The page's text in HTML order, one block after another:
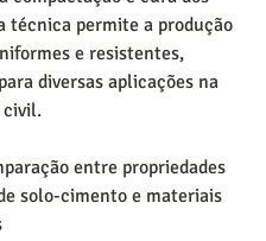
técnica permite a produção
e resistentes,
diversas aplicações na
civil.
entre propriedades
solo-cimento e materiais